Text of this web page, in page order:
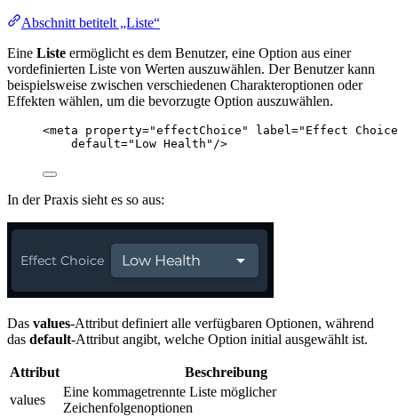
Abschnitt betitelt „Liste“
Eine Liste ermöglicht es dem Benutzer, eine Option aus einer
vordefinierten Liste von Werten auszuwählen. Der Benutzer kann
beispielsweise zwischen verschiedenen Charakteroptionen oder
Effekten wählen, um die bevorzugte Option auszuwählen.
<meta property="effectChoice " label=" Effect Choice
default=" Low Health " />
In der Praxis sieht es so aus:
Das values-Attribut definiert alle verfügbaren Optionen, während
das default-Attribut angibt, welche Option initial ausgewählt ist.
Attribut
Beschreibung
values
Eine kommagetrennte Liste möglicher
Zeichenfolgenoptionen